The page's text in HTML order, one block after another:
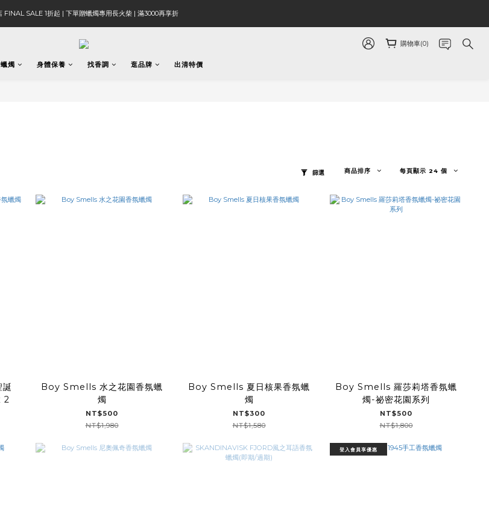
FINAL SALE 1折起 | 下單贈蠟燭專用長火柴 | 滿3000再享折
購物車(0)
燭 身體保養 找香調 逛品牌 出清特價
篩選 商品排序 每頁顯示 24 個
2
Boy Smells 水之花園香氛蠟
燭
NT$500
NT$1,980
Boy Smells 夏日核果香氛蠟
燭
NT$300
NT$1,580
Boy Smells 羅莎莉塔香氛蠟
燭-祕密花園系列
NT$500
NT$1,800
登入會員享優惠